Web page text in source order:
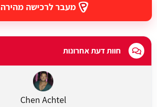
מעבר לרכישה מהירה
חוות דעת אחרונות
Chen Achtel